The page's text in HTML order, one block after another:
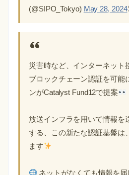
(@SIPO_Tokyo) May 28, 2024
災害時など、インターネット
ブロックチェーン認証を可能
ンがCatalyst Fund12で提案
放送インフラを用いて情報を
する、この新たな認証基盤は
ます
ネットがなくても情報を届